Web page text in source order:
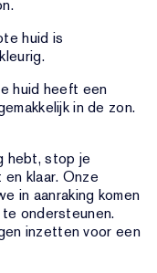
huid is
huid heeft een
in de zon.
hebt, stop je
klaar. Onze
in aanraking komen
ondersteunen.
inzetten voor een